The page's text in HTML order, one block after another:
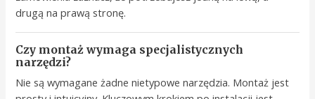
drugą na prawą stronę.
Czy montaż wymaga specjalistycznych
narzędzi?
Nie są wymagane żadne nietypowe narzędzia. Montaż jest